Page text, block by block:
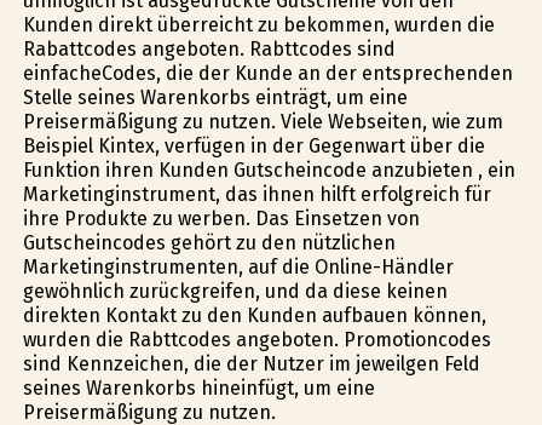
Kunden direkt überreicht zu bekommen, wurden die
Rabattcodes angeboten. Rabttcodes sind
einfacheCodes, die der Kunde an der entsprechenden
Stelle seines Warenkorbs einträgt, um eine
Preisermäßigung zu nutzen. Viele Webseiten, wie zum
Beispiel Kintex, verfügen in der Gegenwart über die
Funktion ihren Kunden Gutscheincode anzubieten , ein
Marketinginstrument, das ihnen hilft erfolgreich für
ihre Produkte zu werben. Das Einsetzen von
Gutscheincodes gehört zu den nützlichen
Marketinginstrumenten, auf die Online-Händler
gewöhnlich zurückgreifen, und da diese keinen
direkten Kontakt zu den Kunden aufbauen können,
wurden die Rabttcodes angeboten. Promotioncodes
sind Kennzeichen, die der Nutzer im jeweilgen Feld
seines Warenkorbs hineinfügt, um eine
Preisermäßigung zu nutzen.